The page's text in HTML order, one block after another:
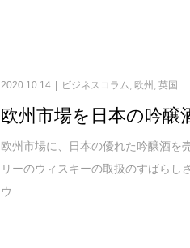
2020.10.14 ビジネスコラム ,欧州 ,英国
欧州市場を日本の吟醸
欧州市場に、日本の優れた吟醸酒を
リーのウィスキーの取扱のすばらし
ウ...